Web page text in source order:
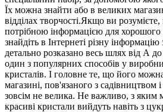
Їх можна знайти або в великих
відділах творчості.Якщо ви
потрібною інформацією для хорошого
знайдіть в Інтернеті різну
детально розказано весь шлях від А
один з популярних способів у
кристалів. І головне те, що його
магазині, пов'язаного з садівництвом
зовсім не велика. Не важливо, з яким
красиві кристали вийдуть навіть з